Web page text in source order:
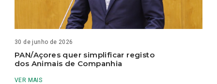
30 de junho de 2026
PAN/Açores quer simplificar registo
dos Animais de Companhia
VER MAIS